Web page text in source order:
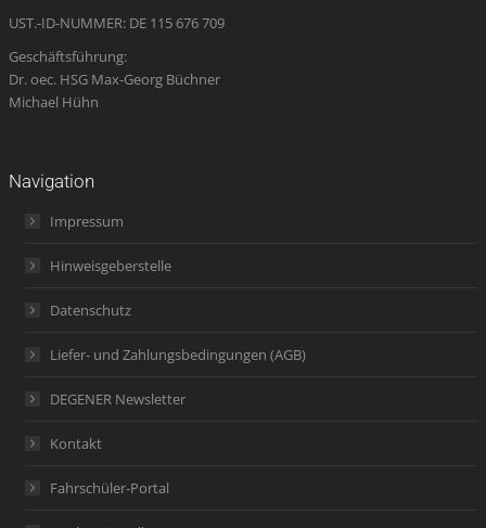
UST.-ID-NUMMER: DE 115 676 709
Geschäftsführung:
Dr. oec. HSG Max-Georg Büchner
Michael Hühn
Navigation
Impressum
Hinweisgeberstelle
Datenschutz
Liefer- und Zahlungsbedingungen (AGB)
DEGENER Newsletter
Kontakt
Fahrschüler-Portal